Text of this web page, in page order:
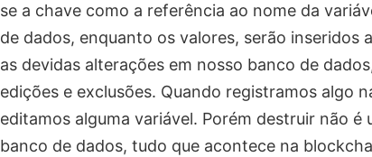
se a chave como a referência ao nome da
de dados, enquanto os valores, serão inseridos
as devidas alterações em nosso banco de
edições e exclusões. Quando registramos algo
editamos alguma variável. Porém destruir não
banco de dados, tudo que acontece na